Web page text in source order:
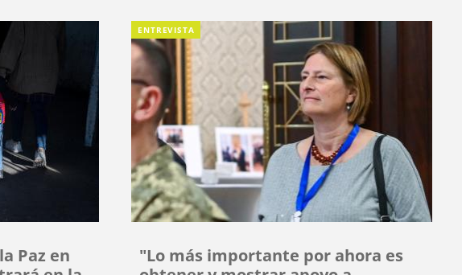
Paz en
ENTREVISTA
"Lo más importante por ahora es